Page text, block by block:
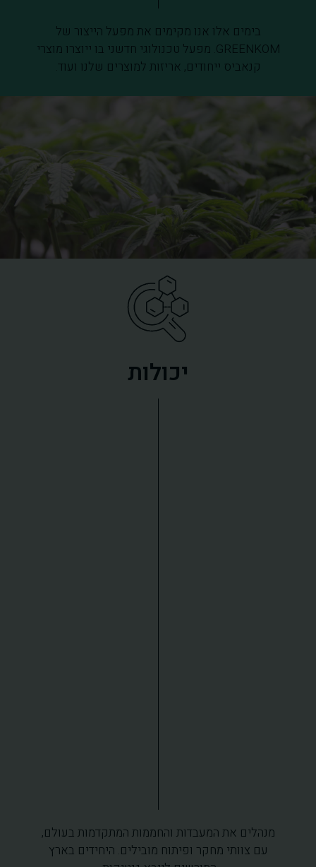
בימים אלו אנו מקימים את מפעל הייצור של
GREENKOM. מפעל טכנולוגי חדשני בו ייוצרו מוצרי
קנאביס ייחודים, אריזות למוצרים שלנו ועוד.
יכולות
מנהלים את המעבדות והחממות המתקדמות בעולם,
עם צוותי מחקר ופיתוח מובילים. היחידים בארץ